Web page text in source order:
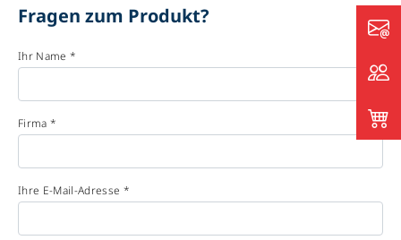
Fragen zum Produkt?
Ihr Name *
Firma *
Ihre E-Mail-Adresse *